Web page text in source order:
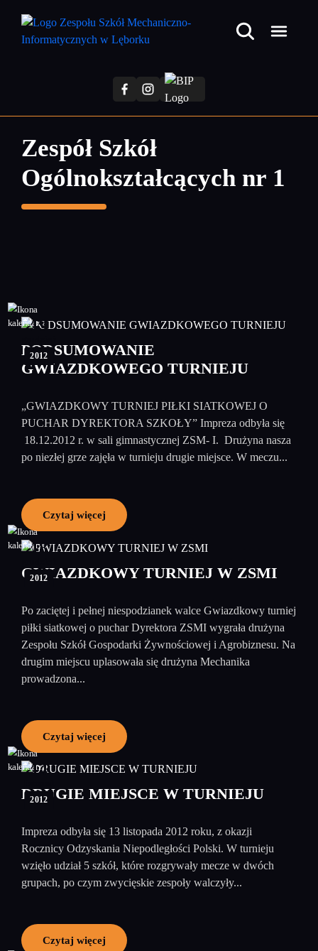
treści
Zespół Szkół
Ogólnokształcących nr 1
19
2012
PODSUMOWANIE
GWIAZDKOWEGO TURNIEJU
„GWIAZDKOWY TURNIEJ PIŁKI SIATKOWEJ O
PUCHAR DYREKTORA SZKOŁY” Impreza odbyła się
18.12.2012 r. w sali gimnastycznej ZSM- I. Drużyna nasza
po niezłej grze zajęła w turnieju drugie miejsce. W meczu...
Czytaj więcej
18
2012
GWIAZDKOWY TURNIEJ W ZSMI
Po zaciętej i pełnej niespodzianek walce Gwiazdkowy turniej
piłki siatkowej o puchar Dyrektora ZSMI wygrała drużyna
Zespołu Szkół Gospodarki Żywnościowej i Agrobiznesu. Na
drugim miejscu uplasowała się drużyna Mechanika
prowadzona...
Czytaj więcej
14
2012
DRUGIE MIEJSCE W TURNIEJU
Impreza odbyła się 13 listopada 2012 roku, z okazji
Rocznicy Odzyskania Niepodległości Polski. W turnieju
wzięło udział 5 szkół, które rozgrywały mecze w dwóch
grupach, po czym zwycięskie zespoły walczyły...
Czytaj więcej